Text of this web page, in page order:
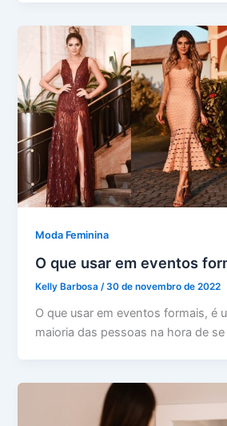
Moda Feminina
O que usar em eventos
Kelly Barbosa/30 de novembro de 2022
O que usar em eventos formais, é
maioria das pessoas na hora de se